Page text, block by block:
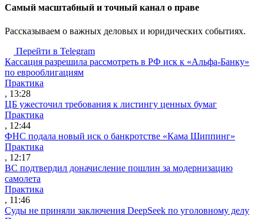
Cамый масштабный и точный канал о праве
Рассказываем о важных деловых и юридических событиях.
Перейти в Telegram
Кассация разрешила рассмотреть в РФ иск к «Альфа-Банку»
по еврооблигациям
Практика
, 13:28
ЦБ ужесточил требования к листингу ценных бумаг
Практика
, 12:44
ФНС подала новый иск о банкротстве «Кама Шиппинг»
Практика
, 12:17
ВС подтвердил доначисление пошлин за модернизацию
самолета
Практика
, 11:46
Суды не приняли заключения DeepSeek по уголовному делу